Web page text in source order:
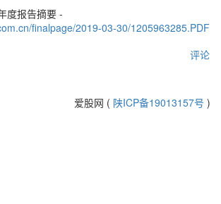
度报告摘要 -
finalpage/2019-03-30/1205963285.PDF
评论
爱股网 ( 陕ICP备19013157号 )